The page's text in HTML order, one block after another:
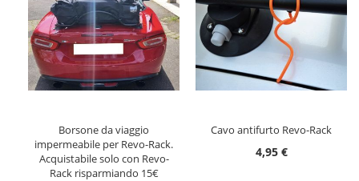
Borsone da viaggio
impermeabile per Revo-Rack.
Acquistabile solo con Revo-
Rack risparmiando 15€
Cavo antifurto Revo-Rack
4,95 €